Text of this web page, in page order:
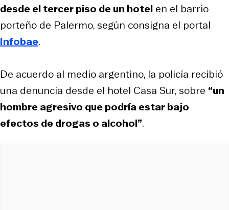
desde el tercer piso de un hotel en el barrio
porteño de Palermo, según consigna el portal
Infobae.
De acuerdo al medio argentino, la policía recibió
una denuncia desde el hotel Casa Sur, sobre “un
hombre agresivo que podría estar bajo
efectos de drogas o alcohol”.